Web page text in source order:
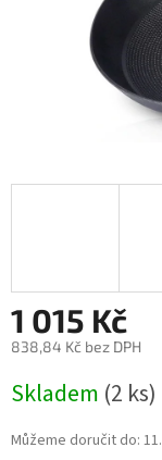
1 015 Kč
838,84 Kč bez DPH
cena:
Skladem (2 ks)
Můžeme doručit do: